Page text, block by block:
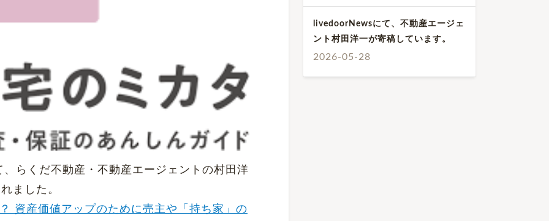
らくだ不動産・不動産エージェントの村田洋
ました。
資産価値アップのために売主や「持ち家」の
livedoorNewsにて、不動産エージェ
ント村田洋一が寄稿しています。
2026-05-28